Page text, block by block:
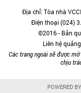
Địa chỉ: Tòa nhà
Điện thoại (024)
©2016 - Bản
Liên hệ
Các trang ngoài sẽ được
chịu
POWERED BY